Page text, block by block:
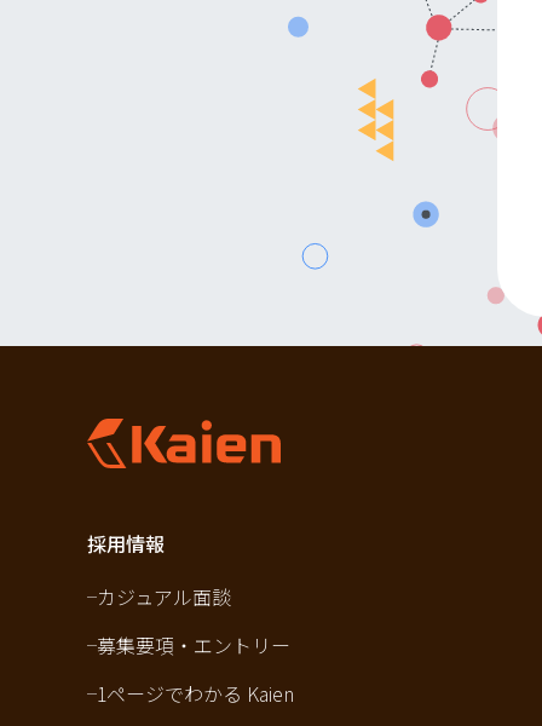
採用情報
カジュアル面談
募集要項・エントリー
1ページでわかる Kaien